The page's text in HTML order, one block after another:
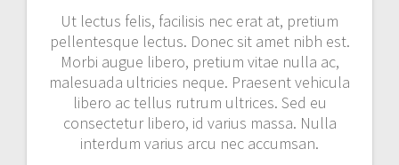
Ut lectus felis, facilisis nec erat at, pretium
pellentesque lectus. Donec sit amet nibh est.
Morbi augue libero, pretium vitae nulla ac,
malesuada ultricies neque. Praesent vehicula
libero ac tellus rutrum ultrices. Sed eu
consectetur libero, id varius massa. Nulla
interdum varius arcu nec accumsan.